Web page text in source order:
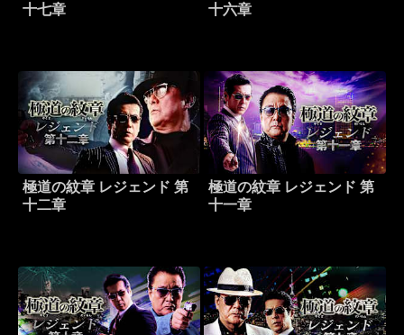
十七章
十六章
極道の紋章 レジェンド 第
十二章
極道の紋章 レジェンド 第
十一章